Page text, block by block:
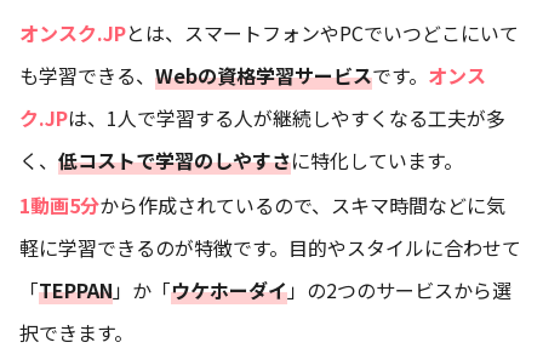
オンスク.JPとは、スマートフォンやPCでいつどこにいて
も学習できる、 Webの資格学習サービスです。 オンス
ク.JPは、1人で学習する人が継続しやすくなる工夫が多
く、 低コストで学習のしやすさに特化しています。
1動画5分から作成されているので、スキマ時間などに気
軽に学習できるのが特徴です。目的やスタイルに合わせて
「TEPPAN」か「ウケホーダイ」の2つのサービスから選
択できます。